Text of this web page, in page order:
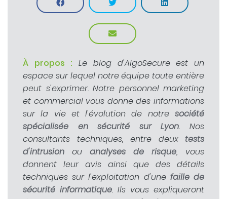
À propos : Le blog d'AlgoSecure est un
espace sur lequel notre équipe toute entière
peut s'exprimer. Notre personnel marketing
et commercial vous donne des informations
sur la vie et l'évolution de notre société
spécialisée en sécurité sur Lyon. Nos
consultants techniques, entre deux tests
d'intrusion ou analyses de risque, vous
donnent leur avis ainsi que des détails
techniques sur l'exploitation d'une faille de
sécurité informatique. Ils vous expliqueront